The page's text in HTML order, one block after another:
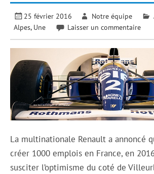
25 février 2016 Notre équipe
Alpes, Une Laisser un commentaire
La multinationale Renault a annoncé
créer 1000 emplois en France, en
susciter l’optimisme du coté de